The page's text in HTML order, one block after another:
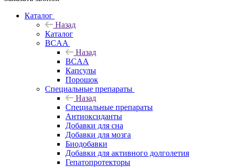
Каталог
Назад
Каталог
BCAA
Назад
BCAA
Капсулы
Порошок
Cпециальные препараты
Назад
Cпециальные препараты
Антиоксиданты
Добавки для сна
Добавки для мозга
Биодобавки
Добавки для активного долголетия
Гепатопротекторы